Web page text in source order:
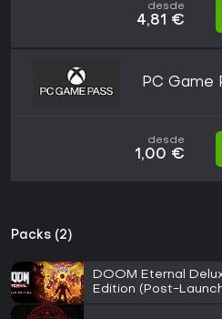
desde
4,81 €
PC Game
desde
1,00 €
Packs (2)
DOOM Eternal
Edition (Post-